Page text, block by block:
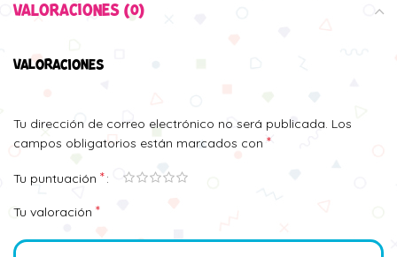
VALORACIONES (0)
VALORACIONES
Tu dirección de correo electrónico no será publicada. Los
campos obligatorios están marcados con *
Tu puntuación *
Tu valoración *